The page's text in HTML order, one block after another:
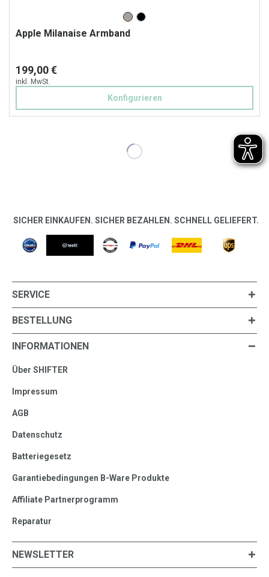
Apple Milanaise Armband
199,00 €
inkl. MwSt.
Konfigurieren
SICHER EINKAUFEN. SICHER BEZAHLEN. SCHNELL GELIEFERT.
SERVICE
BESTELLUNG
INFORMATIONEN
Über SHIFTER
Impressum
AGB
Datenschutz
Batteriegesetz
Garantiebedingungen B-Ware Produkte
Affiliate Partnerprogramm
Reparatur
NEWSLETTER